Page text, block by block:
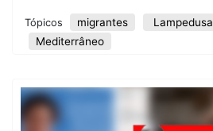
Tópicos migrantes Lampedusa
Mediterrâneo